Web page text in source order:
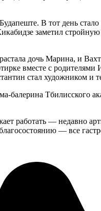
В тот день
заметил
дочь Марина, и
вместе с
стал художником и
Тбилисского
работать — недавно
— все